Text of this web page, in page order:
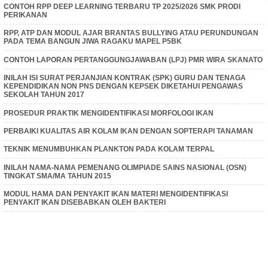
CONTOH RPP DEEP LEARNING TERBARU TP 2025/2026 SMK PRODI
PERIKANAN
RPP, ATP DAN MODUL AJAR BRANTAS BULLYING ATAU PERUNDUNGAN
PADA TEMA BANGUN JIWA RAGAKU MAPEL P5BK
CONTOH LAPORAN PERTANGGUNGJAWABAN (LPJ) PMR WIRA SKANATO
INILAH ISI SURAT PERJANJIAN KONTRAK (SPK) GURU DAN TENAGA
KEPENDIDIKAN NON PNS DENGAN KEPSEK DIKETAHUI PENGAWAS
SEKOLAH TAHUN 2017
PROSEDUR PRAKTIK MENGIDENTIFIKASI MORFOLOGI IKAN
PERBAIKI KUALITAS AIR KOLAM IKAN DENGAN SOPTERAPI TANAMAN
TEKNIK MENUMBUHKAN PLANKTON PADA KOLAM TERPAL
INILAH NAMA-NAMA PEMENANG OLIMPIADE SAINS NASIONAL (OSN)
TINGKAT SMA/MA TAHUN 2015
MODUL HAMA DAN PENYAKIT IKAN MATERI MENGIDENTIFIKASI
PENYAKIT IKAN DISEBABKAN OLEH BAKTERI